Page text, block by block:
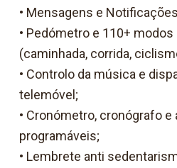
• Mensagens e
• Pedómetro e 110+
(caminhada, corrida,
• Controlo da música e
telemóvel;
• Cronómetro, cronógrafo e
programáveis;
• Lembrete anti